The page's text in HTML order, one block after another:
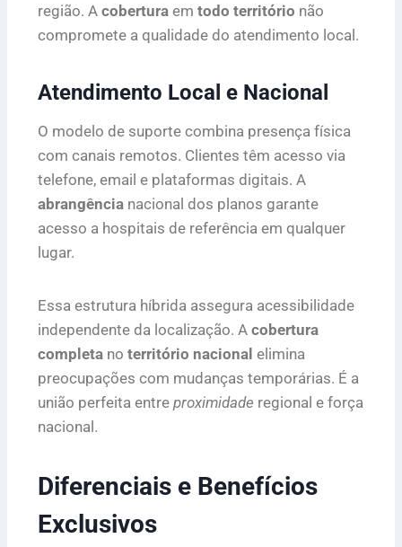
região. A cobertura em todo território não
compromete a qualidade do atendimento local.
Atendimento Local e Nacional
O modelo de suporte combina presença física
com canais remotos. Clientes têm acesso via
telefone, email e plataformas digitais. A
abrangência nacional dos planos garante
acesso a hospitais de referência em qualquer
lugar.
Essa estrutura híbrida assegura acessibilidade
independente da localização. A cobertura
completa no território nacional elimina
preocupações com mudanças temporárias. É a
união perfeita entre proximidade regional e força
nacional.
Diferenciais e Benefícios
Exclusivos